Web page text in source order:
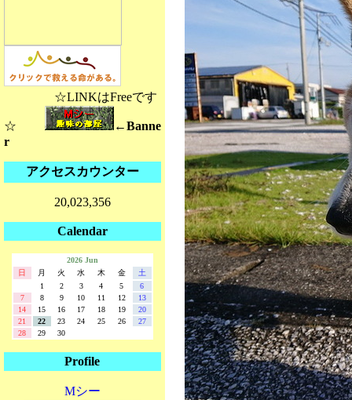
☆LINKはFreeです
☆
←Banne
r
アクセスカウンター
20,023,356
Calendar
2026 Jun
日
月 火 水 木 金
土
1
2 3 4 5
6
7
8 9 10 11 12
13
14
15 16 17 18 19
20
21
22 23 24 25 26
27
28
29 30
Profile
Mシー